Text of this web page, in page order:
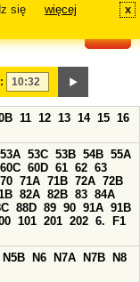
się
więcej x
11 12 13 14 15 16
53A 53C 53B 54B 55A
60C 60D 61 62 63
70 71A 71B 72A 72B
82A 82B 83 84A
88D 89 90 91A 91B
101 201 202 6.
F1
N5B N6 N7A N7B
N8